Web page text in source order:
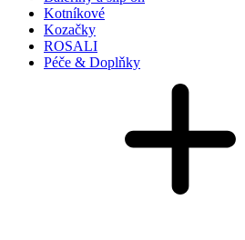
Kotníkové
Kozačky
ROSALI
Péče & Doplňky